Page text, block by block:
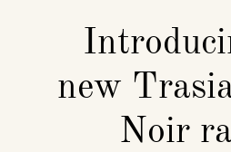
new
Noir